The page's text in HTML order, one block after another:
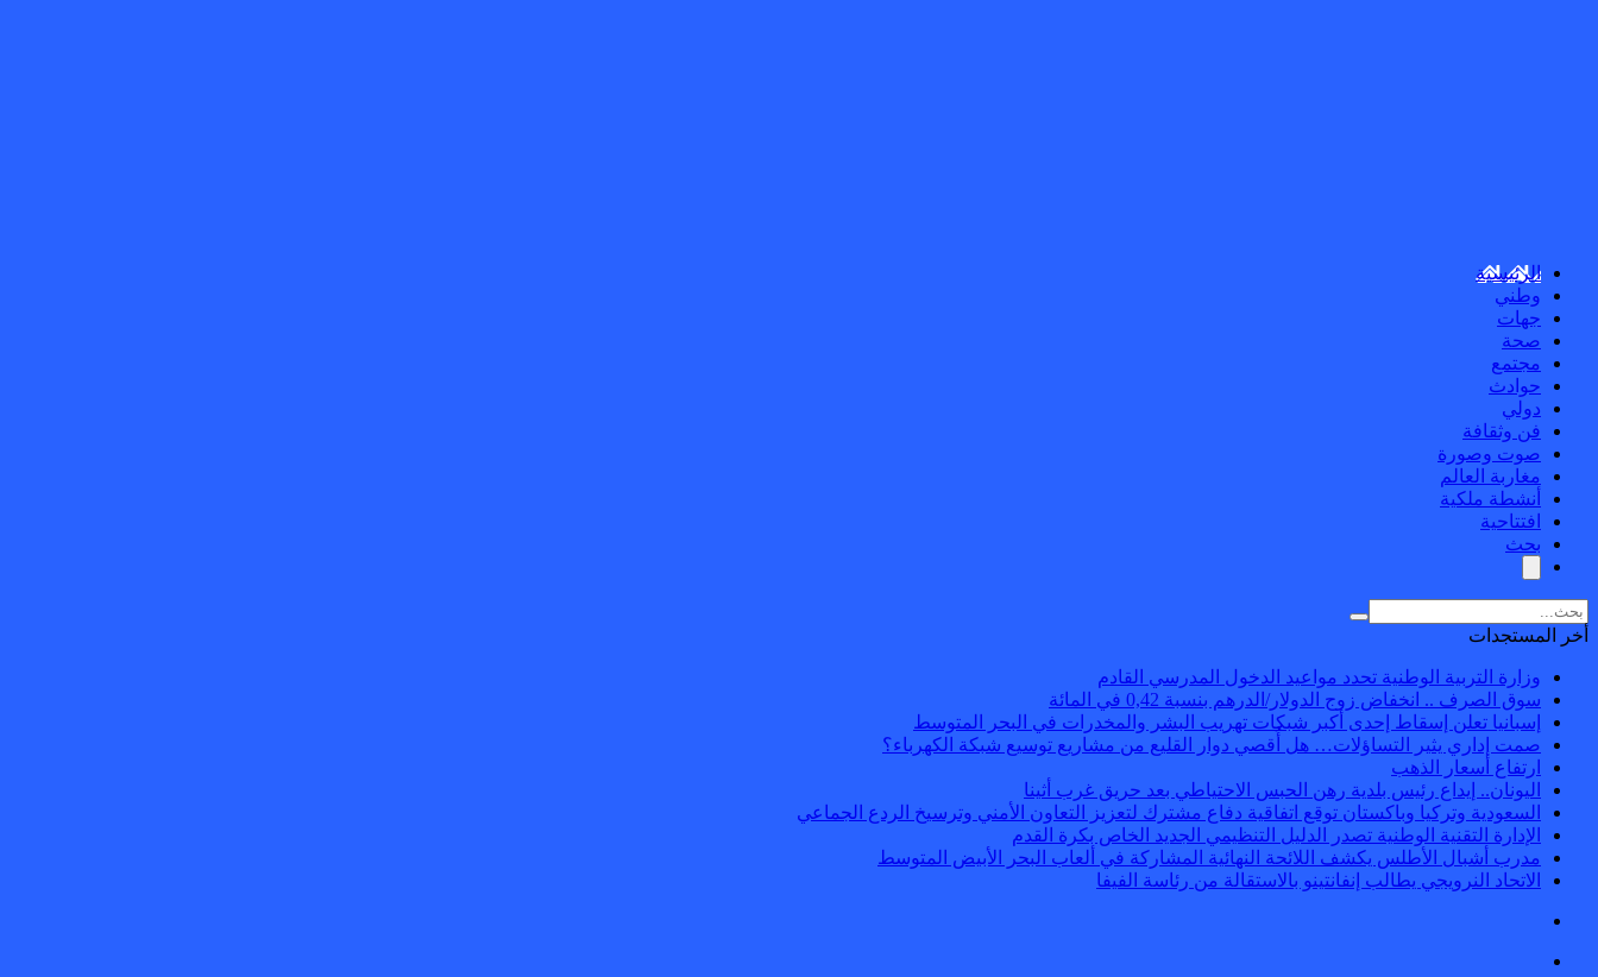
الرئيسية
وطني
جهات
صحة
مجتمع
حوادث
دولي
فن وثقافة
صوت وصورة
مغاربة العالم
أنشطة ملكية
افتتاحية
بحث
أخر المستجدات
وزارة التربية الوطنية تحدد مواعيد الدخول المدرسي القادم
سوق الصرف .. انخفاض زوج الدولار/الدرهم بنسبة 0,42 في المائة
إسبانيا تعلن إسقاط إحدى أكبر شبكات تهريب البشر والمخدرات في البحر المتوسط
صمت إداري يثير التساؤلات… هل أُقصي دوار القليع من مشاريع توسيع شبكة الكهرباء؟
ارتفاع أسعار الذهب
اليونان.. إيداع رئيس بلدية رهن الحبس الاحتياطي بعد حريق غرب أثينا
السعودية وتركيا وباكستان توقع اتفاقية دفاع مشترك لتعزيز التعاون الأمني وترسيخ الردع الجماعي
الإدارة التقنية الوطنية تصدر الدليل التنظيمي الجديد الخاص بكرة القدم
مدرب أشبال الأطلس يكشف اللائحة النهائية المشاركة في ألعاب البحر الأبيض المتوسط
الاتحاد النرويجي يطالب إنفانتينو بالاستقالة من رئاسة الفيفا